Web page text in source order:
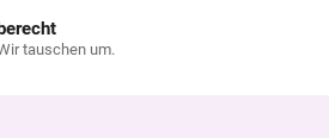
tauschen um.